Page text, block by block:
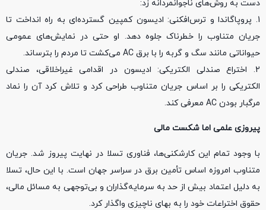
دست به روش‌های ناجوانمردانه زد:
1. پروپاگاندا و ترس‌افکنی: ادیسون کمپین گسترده‌ای به راه انداخت تا
جریان متناوب را خطرناک جلوه دهد. او حتی در نمایش‌های عمومی
حیواناتی مانند سگ و گربه را با برق AC می‌کشت تا مردم را بترساند.
2. اختراع صندلی الکتریکی: ادیسون در اقدامی غیراخلاقی، صندلی
الکتریکی را بر اساس جریان متناوب طراحی کرد و تلاش کرد آن را نماد
مرگبار بودن AC معرفی کند.
پیروزی علمی اما شکست مالی
با وجود تمام این کارشکنی‌ها، فناوری تسلا در نهایت پیروز شد. جریان
متناوب امروزه اساس تأمین برق در سراسر جهان است. با این حال، تسلا
به دلیل اعتماد بیش از حد به سرمایه‌گذاران و بی‌توجهی به مسائل مالی،
حقوق اختراعات خود را به بهای ناچیزی واگذار کرد.